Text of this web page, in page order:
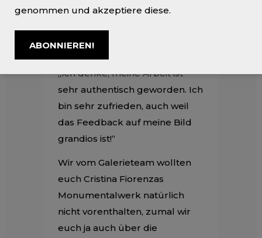
dem Cristina Fiorenza selbst ihr
YouTube zu sehen. Cristina
schrieb uns vor ein paar Tagen:
„Ich denke, meine Arbeit ist
sehr authentisch geworden. Ich
bin sehr zufrieden, auch weil
das Feedback auf meine Bild
grandios ist!“
Wir vom Galerieteam wollten
euch Cristina Fiorenzas
Monumentalwerk natür­lich
nicht vorenthalten, zumal wir
euch ja auch über die
genommen und akzeptiere diese.